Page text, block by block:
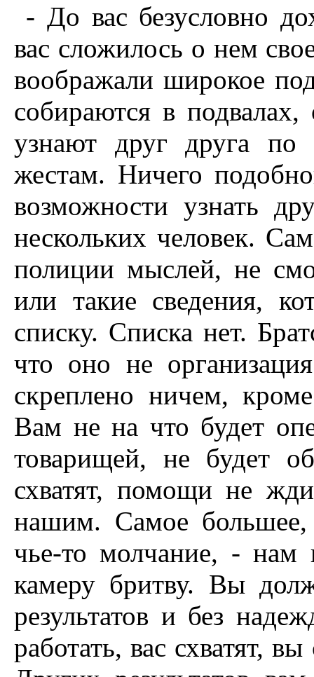
- До вас безусловно
вас сложилось о нем
воображали широкое
собираются в
узнают друг друга
жестам. Ничего
возможности узнать
нескольких человек.
полиции мыслей, не
или такие сведения,
списку. Списка нет.
что оно не
скреплено ничем,
Вам не на что будет
товарищей, не будет
схватят, помощи не
нашим. Самое большее,
чье-то молчание, - нам
камеру бритву. Вы
результатов и без
работать, вас схватят,